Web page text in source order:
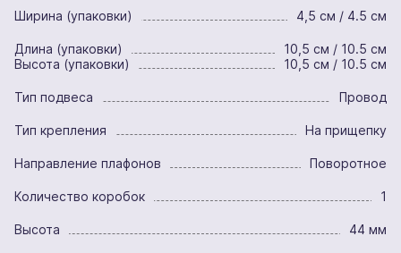
Ширина (упаковки) 4,5 см / 4.5 см
Длина (упаковки)
10,5 см / 10.5 см
Высота (упаковки)
10,5 см / 10.5 см
Тип подвеса Провод
Тип крепления На прищепку
Направление плафонов Поворотное
Количество коробок 1
Высота 44 мм